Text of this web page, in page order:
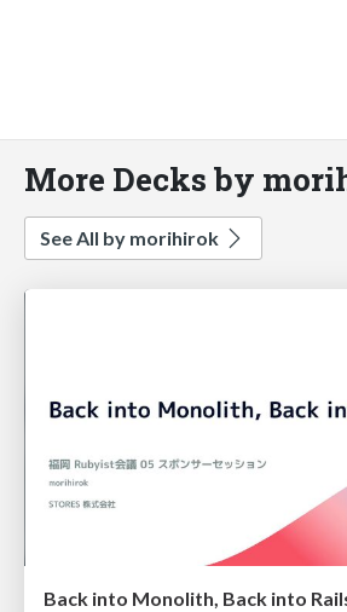
More Decks by
See All by morihirok
Back into Monolith, Back into